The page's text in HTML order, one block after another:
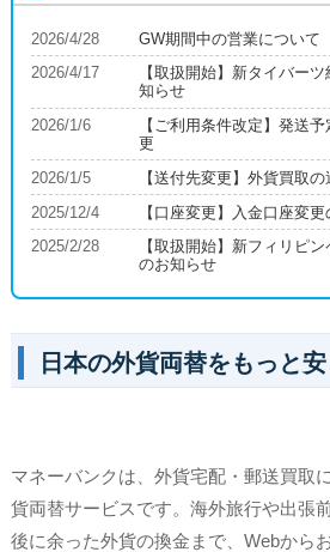
2026/4/28
GW期間中の営業について
2026/4/17
【取扱開始】新タイバー
知らせ
2026/1/6
【ご利用条件改定】発送
更
2026/1/5
【送付先変更】外貨買取
2025/12/4
【口座変更】入金口座変
2025/2/28
【取扱開始】新フィリピ
のお知らせ
日本の外貨両替をもっと
マネーバンクは、外貨宅配・郵送買取
貨両替サービスです。海外旅行や出張
後に余った外貨の換金まで、Webから